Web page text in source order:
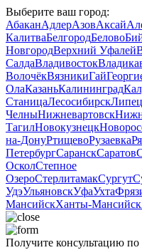
Выберите ваш город:
АбаканАдлерАзовАксай
КалитваБелгородБелово
НовгородВерхний Уфалей
СалдаВладивосток
ВолочёкВязникиГай
ОлаКазаньКалининград
СтаницаЛесосибирск
ЧелныНижневартовск
ТагилНовокузнецк
на-ДонуРтищевоРузаевка
ПетербургСаранскСаратов
ОсколСтепное
ОзероСтерлитамакСургут
УдэУльяновскУфаУхта
МансийскХанты‑Мансийск
Получите консультацию